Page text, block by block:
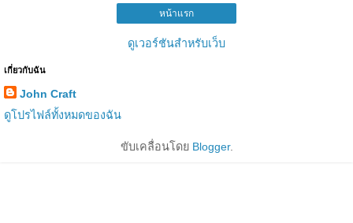
หน้าแรก
ดูเวอร์ชันสำหรับเว็บ
เกี่ยวกับฉัน
John Craft
ดูโปรไฟล์ทั้งหมดของฉัน
ขับเคลื่อนโดย Blogger.